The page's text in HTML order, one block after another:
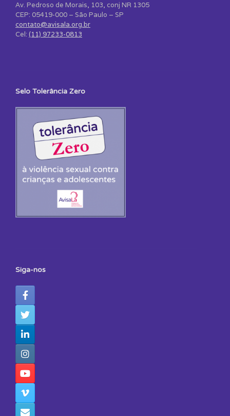
Av. Pedroso de Morais, 103, conj NR 1305
CEP: 05419-000 – São Paulo – SP
contato@avisala.org.br
Cel: (11) 97233-0813
Selo Tolerância Zero
Siga-nos